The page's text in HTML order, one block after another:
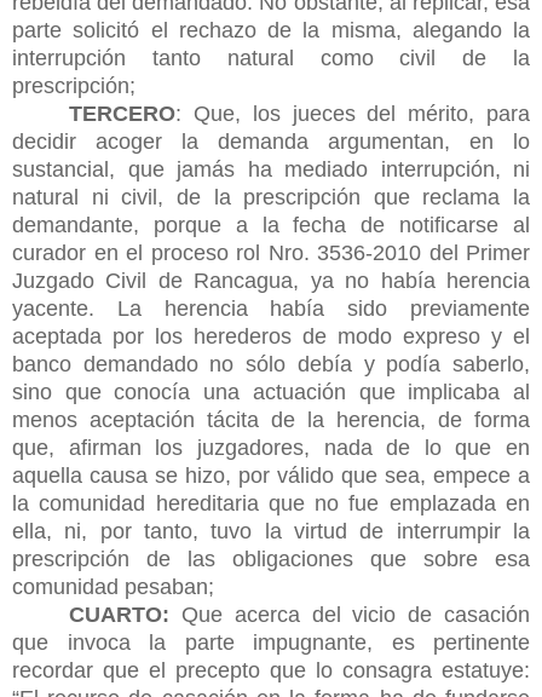
parte solicitó el rechazo de la misma, alegando la
interrupción tanto natural como civil de la
prescripción;
TERCERO: Que, los jueces del mérito, para
decidir acoger la demanda argumentan, en lo
sustancial, que jamás ha mediado interrupción, ni
natural ni civil, de la prescripción que reclama la
demandante, porque a la fecha de notificarse al
curador en el proceso rol Nro. 3536-2010 del Primer
Juzgado Civil de Rancagua, ya no había herencia
yacente. La herencia había sido previamente
aceptada por los herederos de modo expreso y el
banco demandado no sólo debía y podía saberlo,
sino que conocía una actuación que implicaba al
menos aceptación tácita de la herencia, de forma
que, afirman los juzgadores, nada de lo que en
aquella causa se hizo, por válido que sea, empece a
la comunidad hereditaria que no fue emplazada en
ella, ni, por tanto, tuvo la virtud de interrumpir la
prescripción de las obligaciones que sobre esa
comunidad pesaban;
CUARTO: Que acerca del vicio de casación
que invoca la parte impugnante, es pertinente
recordar que el precepto que lo consagra estatuye: